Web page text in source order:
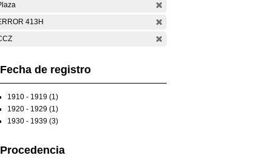
413H
Fecha de registro
1910 - 1919 (1)
1920 - 1929 (1)
1930 - 1939 (3)
Procedencia